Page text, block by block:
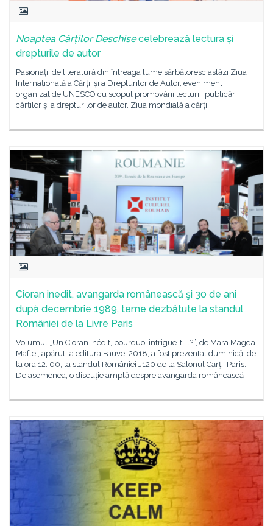
Noaptea Cărților Deschisecelebrează lectura și
drepturile de autor
Pasionații de literatură din întreaga lume sărbătoresc astăzi Ziua
Internațională a Cărții și a Drepturilor de Autor, eveniment
organizat de UNESCO cu scopul promovării lecturii, publicării
cărților și a drepturilor de autor. Ziua mondială a cărții
Cioran inedit, avangarda românească şi 30 de ani
după decembrie 1989, teme dezbătute la standul
României de la Livre Paris
Volumul „Un Cioran inédit, pourquoi intrigue-t-il?”, de Mara Magda
Maftei, apărut la editura Fauve, 2018, a fost prezentat duminică, de
la ora 12. 00, la standul României J120 de la Salonul Cărţii Paris.
De asemenea, o discuţie amplă despre avangarda românească